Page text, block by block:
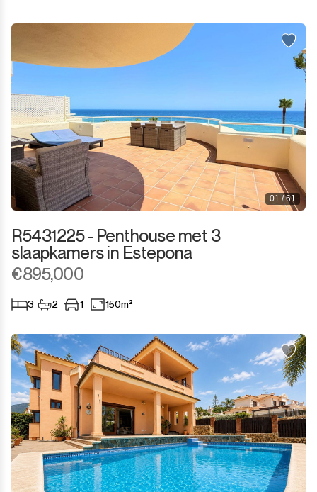
01 / 61
R5431225 - Penthouse met 3
slaapkamers in Estepona
€895,000
3 2 1 150m²